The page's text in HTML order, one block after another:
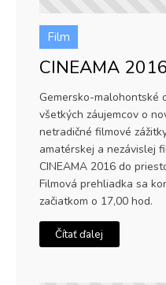
Film
CINEAMA 2016
Gemersko-malohontské
všetkých záujemcov o
netradičné filmové
amatérskej a nezávislej
CINEAMA 2016 do
Filmová prehliadka sa
začiatkom o 17,00 hod.
Čítať ďalej